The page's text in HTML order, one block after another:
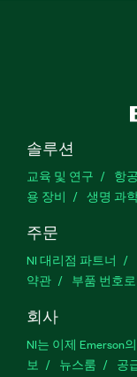
솔루션
교육 및 연구 항
용 장비
생명 과
주문
NI 대리점 파트너
약관
부품 번호
회사
NI는 이제 Emerson
보
뉴스룸 공